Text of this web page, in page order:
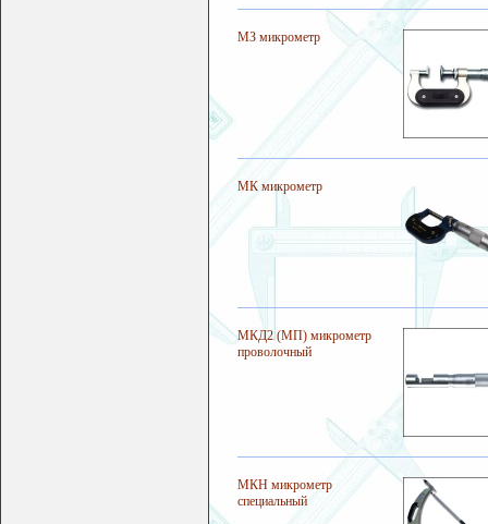
МЗ микрометр
МК микрометр
МКД2 (МП) микрометр
проволочный
МКН микрометр
специальный